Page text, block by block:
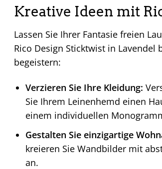
Kreative Ideen mit
Lassen Sie Ihrer Fantasie freien
Rico Design Sticktwist in
begeistern:
Verzieren Sie Ihre Kleidung:
Sie Ihrem Leinenhemd einen
einem individuellen
Gestalten Sie einzigartige
kreieren Sie Wandbilder mit
an.